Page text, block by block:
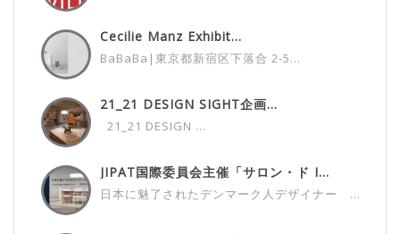
Cecilie Manz Exhibit...
BaBaBa|東京都新宿区下落合 2-5...
21_21 DESIGN SIGHT企画...
21_21 DESIGN ...
JIPAT国際委員会主催「サロン・ド I...
日本に魅了されたデンマーク人デザイナー ...